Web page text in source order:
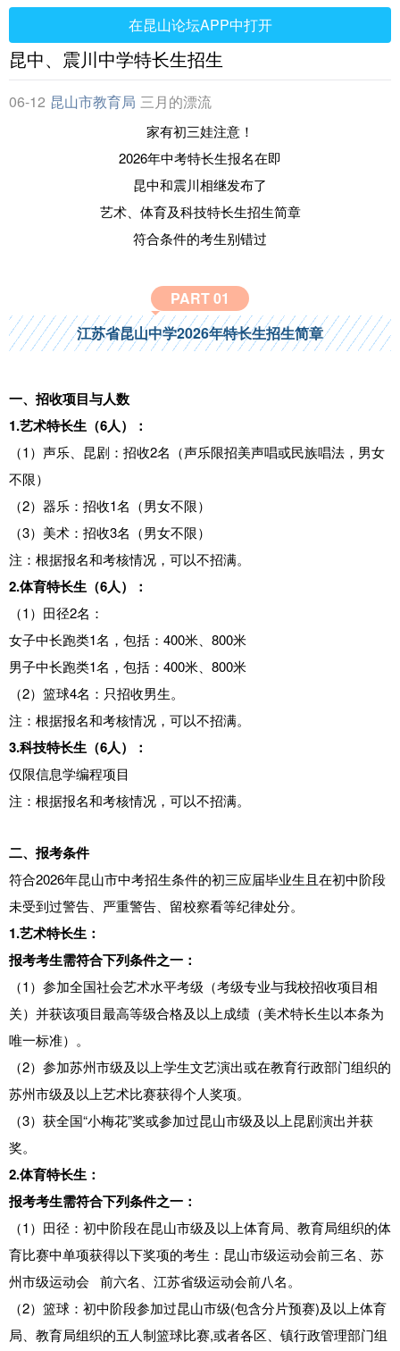
在昆山论坛APP中打开
昆中、震川中学特长生招生
06-12 昆山市教育局 三月的漂流
家有初三娃注意！
2026年中考特长生报名在即
昆中和震川相继发布了
艺术、体育及科技特长生招生简章
符合条件的考生别错过
PART 01
江苏省昆山中学2026年特长生招生简章
一、招收项目与人数
1.艺术特长生（6人）：
（1）声乐、昆剧：招收2名（声乐限招美声唱或民族唱法，男女
不限）
（2）器乐：招收1名（男女不限）
（3）美术：招收3名（男女不限）
注：根据报名和考核情况，可以不招满。
2.体育特长生（6人）：
（1）田径2名：
女子中长跑类1名，包括：400米、800米
男子中长跑类1名，包括：400米、800米
（2）篮球4名：只招收男生。
注：根据报名和考核情况，可以不招满。
3.科技特长生（6人）：
仅限信息学编程项目
注：根据报名和考核情况，可以不招满。
二、报考条件
符合2026年昆山市中考招生条件的初三应届毕业生且在初中阶段
未受到过警告、严重警告、留校察看等纪律处分。
1.艺术特长生：
报考考生需符合下列条件之一：
（1）参加全国社会艺术水平考级（考级专业与我校招收项目相
关）并获该项目最高等级合格及以上成绩（美术特长生以本条为
唯一标准）。
（2）参加苏州市级及以上学生文艺演出或在教育行政部门组织的
苏州市级及以上艺术比赛获得个人奖项。
（3）获全国“小梅花”奖或参加过昆山市级及以上昆剧演出并获
奖。
2.体育特长生：
报考考生需符合下列条件之一：
（1）田径：初中阶段在昆山市级及以上体育局、教育局组织的体
育比赛中单项获得以下奖项的考生：昆山市级运动会前三名、 苏
州市级运动会
前六名、江苏省级运动会前八名。
（2）篮球：初中阶段参加过昆山市级(包含分片预赛)及以上体育
局、教育局组织的五人制篮球比赛,或者各区、镇行政管理部门组